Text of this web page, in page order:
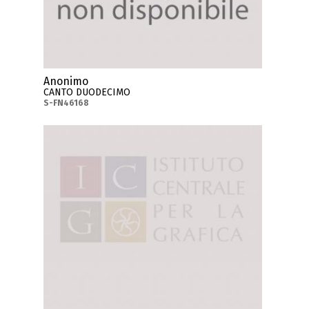
Anonimo
CANTO DUODECIMO
S-FN46168